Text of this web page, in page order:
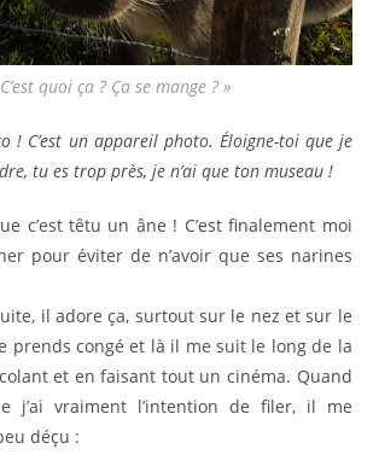
quoi ça ? Ça se mange ? »
! C’est un appareil photo. Éloigne-toi que je
tu es trop près, je n’ai que ton museau !
c’est têtu un âne ! C’est finalement moi
pour éviter de n’avoir que ses narines
il adore ça, surtout sur le nez et sur le
prends congé et là il me suit le long de la
et en faisant tout un cinéma. Quand
j’ai vraiment l’intention de filer, il me
déçu :